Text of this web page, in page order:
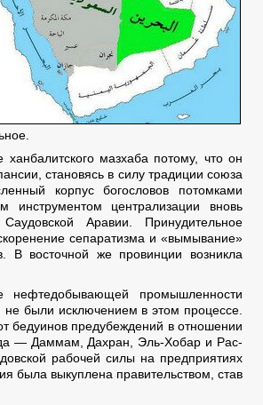
ханбалитского мазхаба потому, что он
становясь в силу традиции союза
корпус богословов потомками
централизации вновь
Аравии. Принудительное
сепаратизма и «вымывание»
В восточной же провинции возникла
нефтедобывающей промышленности
были исключением в этом процессе.
бедуинов предубеждений в отношении
— Даммам, Дахран, Эль-Хобар и Рас-
рабочей силы на предприятиях
была выкуплена правительством, став